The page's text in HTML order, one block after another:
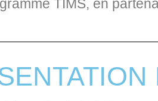
TIMS, en